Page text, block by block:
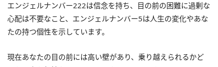
エンジェルナンバー222は信念を持ち、目の前の困難に過剰な
心配は不要なこと、エンジェルナンバー5は人生の変化やあな
たの持つ個性を示しています。
現在あなたの目の前には高い壁があり、乗り越えられるかど